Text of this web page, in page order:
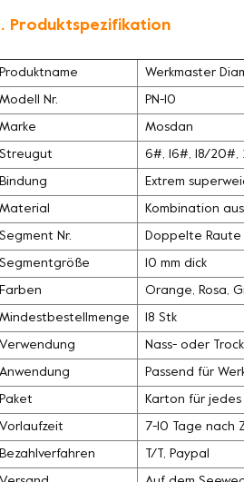
Produktspezifikation
Produktname Werkmaster
Modell Nr. PN-10
Marke Mosdan
Streugut 6#, 16#, 18/
Bindung Extrem
Material Kombination
Segment Nr. Doppelte Raute
Segmentgröße 10 mm dick
Farben Orange, Rosa,
Mindestbestellmenge 18 Stk
Verwendung Nass- oder
Anwendung Passend für
Paket Karton für
Vorlaufzeit 7-10 Tage nach
Bezahlverfahren T/T, Paypal